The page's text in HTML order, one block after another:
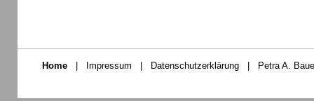
Home Impressum Datenschutzerklärung Petra A.